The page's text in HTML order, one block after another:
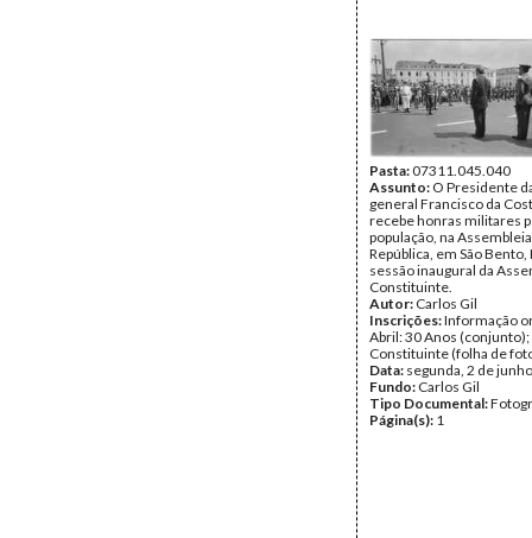
Pasta:07311.045.040
Assunto: O Presidente
general Francisco da
recebe honras militares
população, na
República, em São Bento,
sessão inaugural da
Constituinte.
Autor: Carlos Gil
Inscrições:Informação
Abril: 30 Anos
Constituinte (folha de
Data: segunda, 2 de
Fundo: Carlos Gil
Tipo Documental:
Página(s): 1